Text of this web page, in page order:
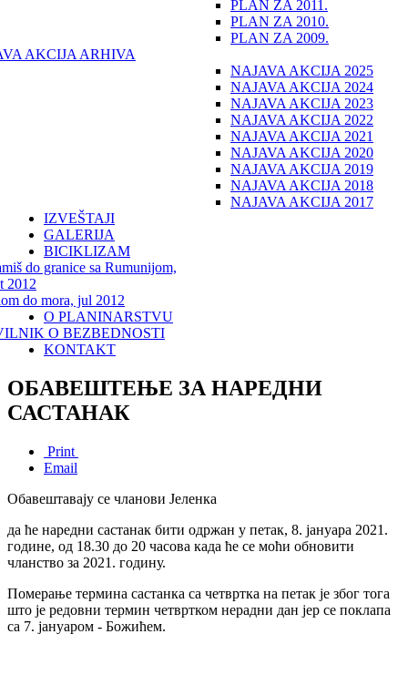
PLAN ZA 2011.
PLAN ZA 2010.
PLAN ZA 2009.
AKCIJA ARHIVA
NAJAVA AKCIJA 2025
NAJAVA AKCIJA 2024
NAJAVA AKCIJA 2023
NAJAVA AKCIJA 2022
NAJAVA AKCIJA 2021
NAJAVA AKCIJA 2020
NAJAVA AKCIJA 2019
NAJAVA AKCIJA 2018
NAJAVA AKCIJA 2017
IZVEŠTAJI
GALERIJA
BICIKLIZAM
do granice sa Rumunijom,
2012
do mora, jul 2012
O PLANINARSTVU
O BEZBEDNOSTI
KONTAKT
ОБАВЕШТЕЊЕ ЗА НАРЕДНИ
САСТАНАК
Print
Email
Обавештавају се чланови Јеленка
да ће наредни састанак бити одржан у петак, 8. јануара 2021.
године, од 18.30 до 20 часова када ће се моћи обновити
чланство за 2021. годину.
Померање термина састанка са четвртка на петак је због тога
што је редовни термин четвртком нерадни дан јер се поклапа
са 7. јануаром - Божићем.